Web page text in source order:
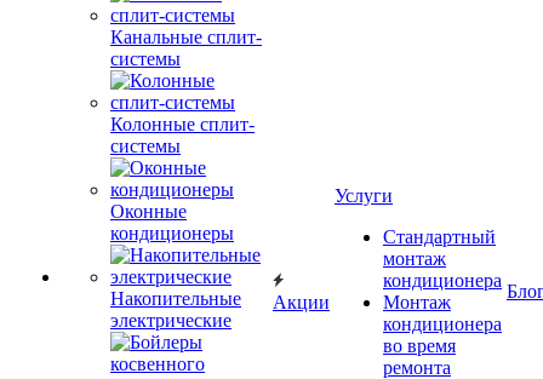
Канальные сплит-
системы
Колонные сплит-
системы
Оконные
кондиционеры
Накопительные
электрические
Акции
Услуги
Стандартный
монтаж
кондиционера
Монтаж
кондиционера
во время
ремонта